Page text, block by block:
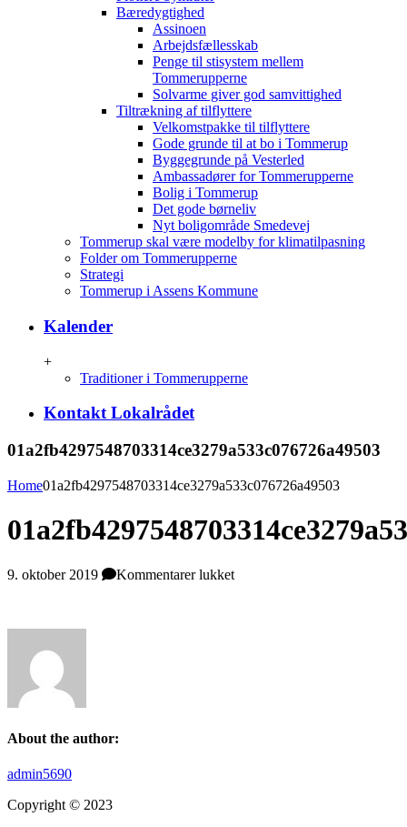
Bæredygtighed
Assinoen
Arbejdsfællesskab
Penge til stisystem mellem
Tommerupperne
Solvarme giver god samvittighed
Tiltrækning af tilflyttere
Velkomstpakke til tilflyttere
Gode grunde til at bo i Tommerup
Byggegrunde på Vesterled
Ambassadører for Tommerupperne
Bolig i Tommerup
Det gode børneliv
Nyt boligområde Smedevej
Tommerup skal være modelby for klimatilpasning
Folder om Tommerupperne
Strategi
Tommerup i Assens Kommune
Kalender
+
Traditioner i Tommerupperne
Kontakt Lokalrådet
01a2fb4297548703314ce3279a533c076726a49503
Home01a2fb4297548703314ce3279a533c076726a49503
9. oktober 2019 Kommentarer lukkettil
About the author:
admin5690
Copyright © 2023